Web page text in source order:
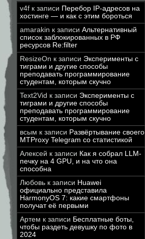
v4f к записи Перебор IP-адресов на
хостинге — и как с этим бороться
amarakin к записи Альтернативный
список заблокированных в РФ
ресурсов Re:filter
ResizeOn к записи Эксперименты с
тиграми и другие способы
преподавать программирование
студентам, которым скучно
Text2Vid к записи Эксперименты с
тиграми и другие способы
преподавать программирование
студентам, которым скучно
всым к записи Развёртывание своего
MTProxy Telegram со статистикой
Алексей к записи Как я собрал LLM-
печку на 4 GPU, и на что она
способна
Любовь к записи Huawei
официально представила
HarmonyOS 7: какие смартфоны
получат её первыми
Артем к записи Бесплатные боты,
чтобы раздеть девушку по фото в
2024